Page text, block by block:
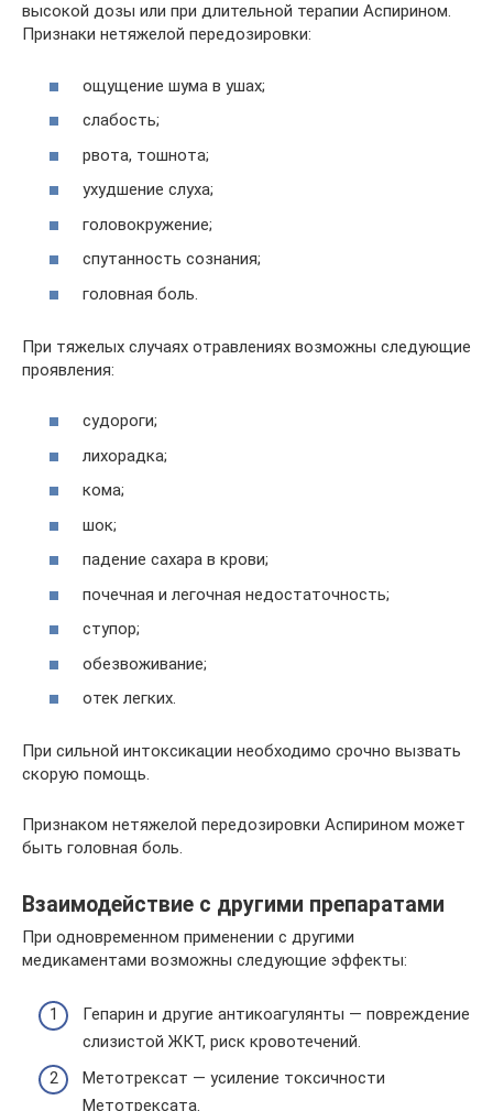
высокой дозы или при длительной терапии Аспирином.
Признаки нетяжелой передозировки:
ощущение шума в ушах;
слабость;
рвота, тошнота;
ухудшение слуха;
головокружение;
спутанность сознания;
головная боль.
При тяжелых случаях отравлениях возможны следующие
проявления:
судороги;
лихорадка;
кома;
шок;
падение сахара в крови;
почечная и легочная недостаточность;
ступор;
обезвоживание;
отек легких.
При сильной интоксикации необходимо срочно вызвать
скорую помощь.
Признаком нетяжелой передозировки Аспирином может
быть головная боль.
Взаимодействие с другими препаратами
При одновременном применении с другими
медикаментами возможны следующие эффекты:
Гепарин и другие антикоагулянты — повреждение
слизистой ЖКТ, риск кровотечений.
Метотрексат — усиление токсичности
Метотрексата.